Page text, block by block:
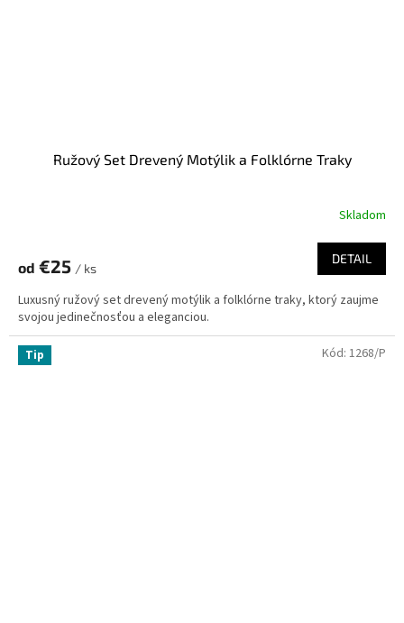
Ružový Set Drevený Motýlik a Folklórne Traky
Skladom
od €25 / ks
DETAIL
Luxusný ružový set drevený motýlik a folklórne traky, ktorý zaujme
svojou jedinečnosťou a eleganciou.
Tip Kód: 1268/P